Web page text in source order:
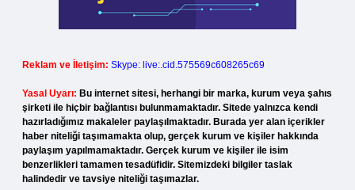
Reklam ve İletişim: Skype: live:.cid.575569c608265c69
Yasal Uyarı: Bu internet sitesi, herhangi bir marka, kurum veya şahıs
şirketi ile hiçbir bağlantısı bulunmamaktadır. Sitede yalnızca kendi
hazırladığımız makaleler paylaşılmaktadır. Burada yer alan içerikler
haber niteliği taşımamakta olup, gerçek kurum ve kişiler hakkında
paylaşım yapılmamaktadır. Gerçek kurum ve kişiler ile isim
benzerlikleri tamamen tesadüfidir. Sitemizdeki bilgiler taslak
halindedir ve tavsiye niteliği taşımazlar.